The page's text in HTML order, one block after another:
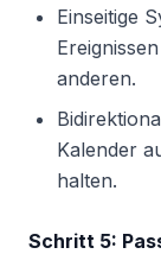
Einseitige
anderen.
Kalender
halten.
Schritt 5: